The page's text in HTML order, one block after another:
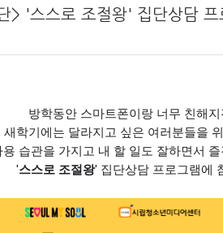
> '스스로 조절왕' 집단상담 프
방학동안 스마트폰이랑 너무 친해
새학기에는 달라지고 싶은 여러분들을
습관을 가지고 내 할 일도 잘하면서
'스스로 조절왕' 집단상담 프로그램에